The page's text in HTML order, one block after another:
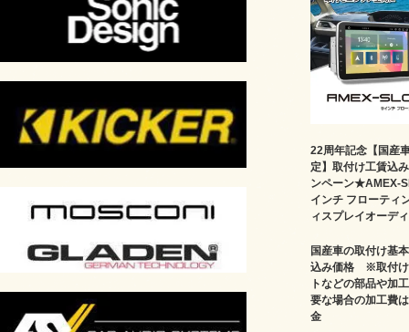
22周年記念【国産
定】取付け工賃込
ンペーン★AMEX-
インチ フローティ
ィスプレイオーデ
国産車の取付け基
込み価格 ※取付け
トなどの部品や加
要な場合の加工費
金